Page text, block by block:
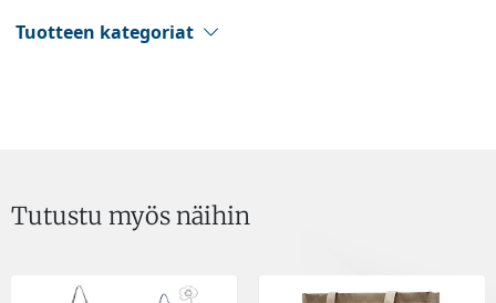
Tuotteen kategoriat
Tutustu myös näihin